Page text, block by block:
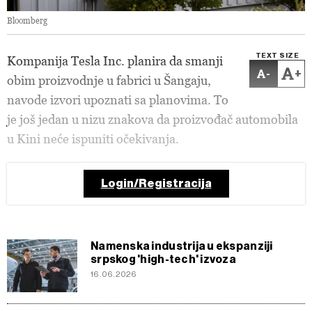
Bloomberg
TEXT SIZE
- +
Kompanija Tesla Inc. planira da smanji
obim proizvodnje u fabrici u Šangaju,
navode izvori upoznati sa planovima. To
je još jedan u nizu znakova da proizvođač automobila
u Kini neće ispuniti očekivanja.
Login/Registracija
Namenska industrija u ekspanziji
srpskog 'high-tech' izvoza
16.06.2026